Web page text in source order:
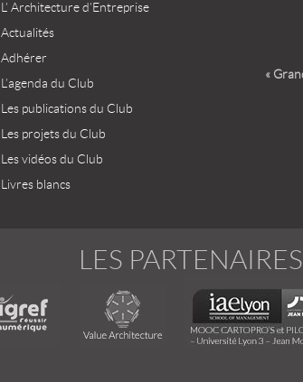
L’ Architecture d’Entreprise
Actualités
Adhérer
L’agenda du Club
Les publications du Club
Les projets du Club
Les vidéos du Club
Livres blancs
«
LES